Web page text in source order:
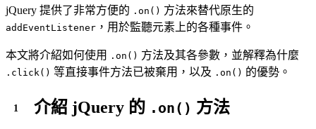
jQuery 提供了非常方便的 .on() 方法來替代原生的
addEventListener ，用於監聽元素上的各種事件。
本文將介紹如何使用 .on() 方法及其各參數，並解釋為什麼
.click() 等直接事件方法已被棄用，以及 .on() 的優勢。
介紹 jQuery 的 .on() 方法